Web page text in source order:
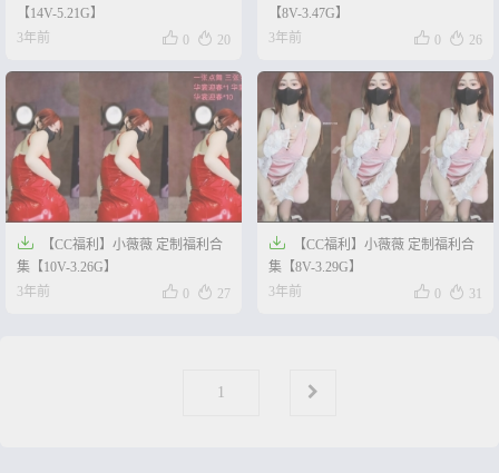
【14V-5.21G】
3年前
 0  20
【8V-3.47G】
3年前
 0  26

【CC福利】小薇薇 定制福利合
集【10V-3.26G】
3年前
 0  27

【CC福利】小薇薇 定制福利合
集【8V-3.29G】
3年前
 0  31
第1